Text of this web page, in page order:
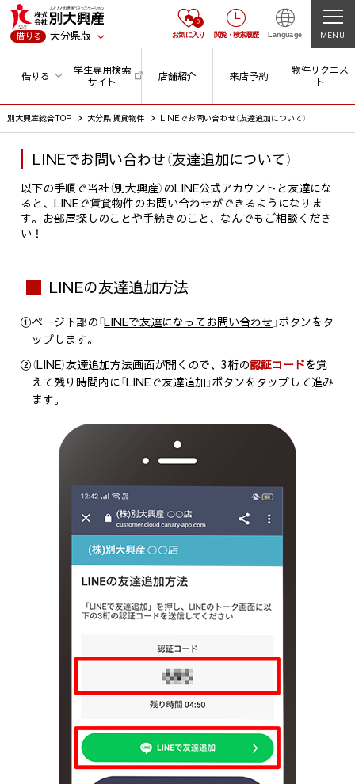
借りる 大分県版
0
お気に入り 閲覧・ 検索履歴 Language MENU
借りる
学生専用検索
サイト
店舗紹介 来店予約
物件リクエス
ト
別大興産総合TOP 大分県 賃貸物件 LINEでお問い合わせ（友達追加について）
LINEでお問い合わせ（友達追加について）
以下の手順で当社（別大興産）のLINE公式アカウントと友達にな
ると、LINEで賃貸物件のお問い合わせができるようになりま
す。お部屋探しのことや手続きのこと、なんでもご相談くださ
い！
LINEの友達追加方法
①ページ下部の「LINEで友達になってお問い合わせ 」ボタンをタ
ップします。
②（LINE）友達追加方法画面が開くので、3桁の認証コードを覚
えて残り時間内に「LINEで友達追加」ボタンをタップして進み
ます。